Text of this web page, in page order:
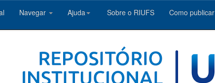
Navegar Ajuda Sobre o RIUFS Como publicar